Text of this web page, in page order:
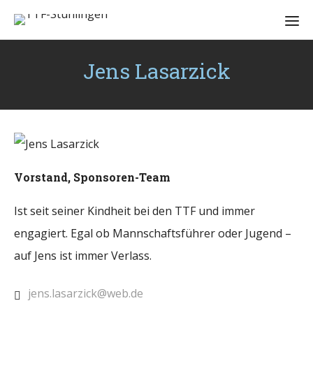
Jens Lasarzick
Vorstand, Sponsoren-Team
Ist seit seiner Kindheit bei den TTF und immer
engagiert. Egal ob Mannschaftsführer oder Jugend –
auf Jens ist immer Verlass.
jens.lasarzick@web.de